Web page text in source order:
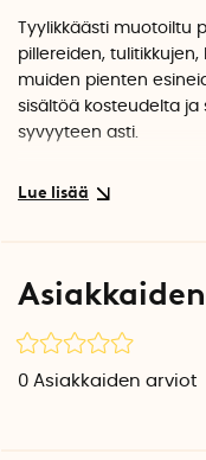
Tyylikkäästi muotoiltu
pillereiden,
muiden pienten
sisältöä kosteudelta
syvyyteen asti.
Pieni silikonikansi
Paino: 17 grammaa
0 Asiakkaiden arviot